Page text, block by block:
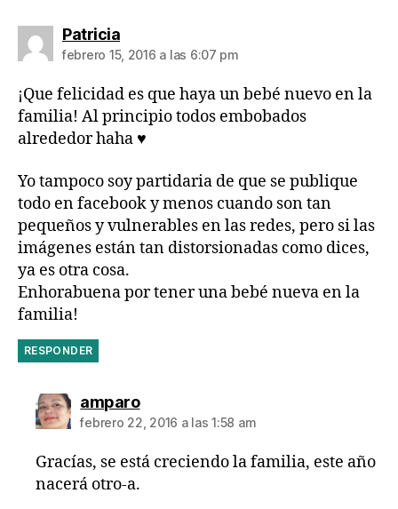
Patriciadice:
febrero 15, 2016 a las 6:07 pm
¡Que felicidad es que haya un bebé nuevo en la
familia! Al principio todos embobados
alrededor haha ♥
Yo tampoco soy partidaria de que se publique
todo en facebook y menos cuando son tan
pequeños y vulnerables en las redes, pero si las
imágenes están tan distorsionadas como dices,
ya es otra cosa.
Enhorabuena por tener una bebé nueva en la
familia!
RESPONDER
amparodice:
febrero 22, 2016 a las 1:58 am
Gracías, se está creciendo la familia, este año
nacerá otro-a.